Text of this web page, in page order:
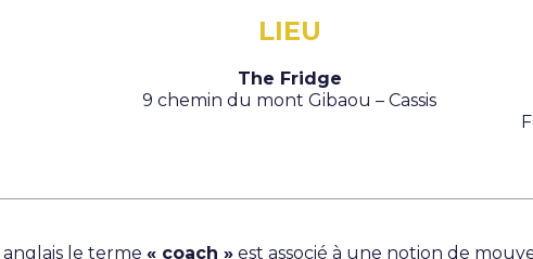
LIEU
The Fridge
9 chemin du mont Gibaou – Cassis
anglais le terme « coach » est associé à une notion de